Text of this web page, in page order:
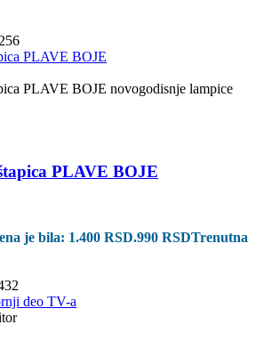
PLAVE BOJE
je bila: 1.400 RSD.990 RSDTrenutna